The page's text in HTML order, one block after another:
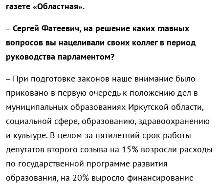
газете «Областная».
– Сергей Фатеевич, на решение каких главных
вопросов вы нацеливали своих коллег в период
руководства парламентом?
– При подготовке законов наше внимание было
приковано в первую очередь к положению дел в
муниципальных образованиях Иркутской области,
социальной сфере, образованию, здравоохранению
и культуре. В целом за пятилетний срок работы
депутатов второго созыва на 15% возросли расходы
по государственной программе развития
образования, на 20% выросло финансирование